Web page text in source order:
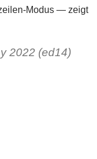
Modus — zeigt
2022 (ed14)